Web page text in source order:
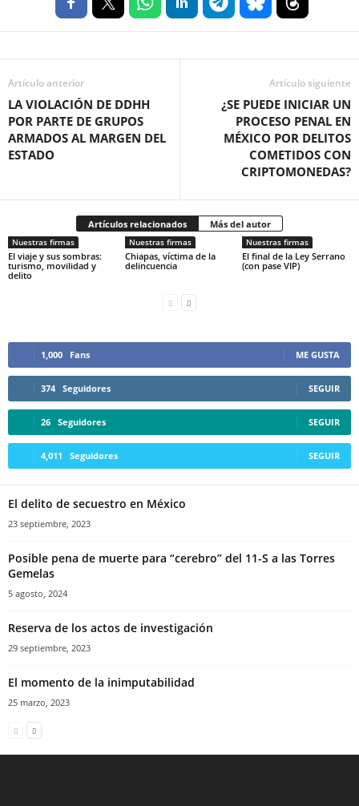
Artículo anterior
LA VIOLACIÓN DE DDHH
POR PARTE DE GRUPOS
ARMADOS AL MARGEN DEL
ESTADO
Artículo siguiente
¿SE PUEDE INICIAR UN
PROCESO PENAL EN
MÉXICO POR DELITOS
COMETIDOS CON
CRIPTOMONEDAS?
Artículos relacionados Más del autor
Nuestras firmas
El viaje y sus sombras:
turismo, movilidad y
delito
Nuestras firmas
Chiapas, víctima de la
delincuencia
Nuestras firmas
El final de la Ley Serrano
(con pase VIP)
1,000 Fans ME GUSTA
374 Seguidores SEGUIR
26 Seguidores SEGUIR
4,011 Seguidores SEGUIR
El delito de secuestro en México
23 septiembre, 2023
Posible pena de muerte para “cerebro” del 11-S a las Torres
Gemelas
5 agosto, 2024
Reserva de los actos de investigación
29 septiembre, 2023
El momento de la inimputabilidad
25 marzo, 2023